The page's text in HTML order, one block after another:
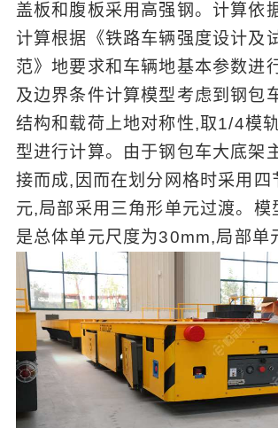
盖板和腹板采用高强钢。计算依
计算根据《铁路车辆强度设计及
范》地要求和车辆地基本参数进
及边界条件计算模型考虑到钢包
结构和载荷上地对称性,取1/4模
型进行计算。由于钢包车大底架
接而成,因而在划分网格时采用四
元,局部采用三角形单元过渡。模
是总体单元尺度为30mm,局部单